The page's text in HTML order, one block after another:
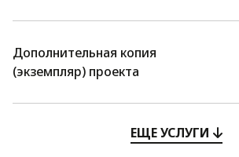
Дополнительная копия
(экземпляр) проекта
ЕЩЕ УСЛУГИ